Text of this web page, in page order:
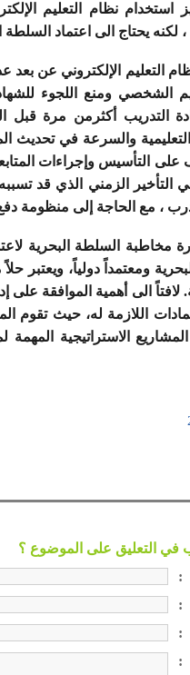
استخدام نظام التعليم
، لكنه يحتاج الى اعتماد
التعليم الإلكتروني عن
الشخصي ومنع اللجوء
التدريب أكثرمن مرة قبل
والسرعة في تحديث
على التأسيس وإجراءات
التأخير الزمني الذي قد
، مع الحاجة إلى منظومة دفع
مخاطبة السلطة البحرية
ومعتمداً دولياً، ويعتبر
الى أهمية الموافقة على
اللازمة له، حيث
الاستراتيجية المهمة
:
:
:
: